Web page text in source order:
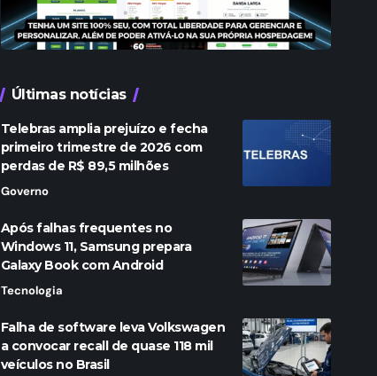
Últimas notícias
Telebras amplia prejuízo e fecha
primeiro trimestre de 2026 com
perdas de R$ 89,5 milhões
Governo
Após falhas frequentes no
Windows 11, Samsung prepara
Galaxy Book com Android
Tecnologia
Falha de software leva Volkswagen
a convocar recall de quase 118 mil
veículos no Brasil